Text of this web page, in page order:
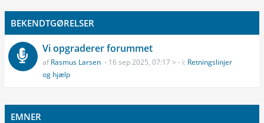
BEKENDTGØRELSER
Vi opgraderer forummet
afRasmus Larsen - 16 sep 2025, 07:17 > - i: Retningslinjer
og hjælp
EMNER